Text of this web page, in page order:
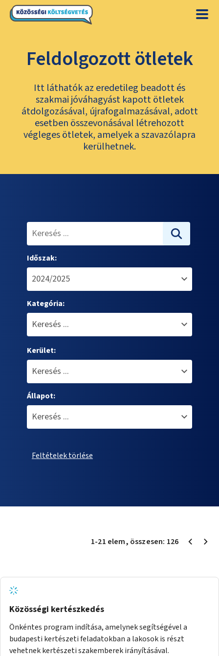
Feldolgozott ötletek
Itt láthatók az eredetileg beadott és
szakmai jóváhagyást kapott ötletek
átdolgozásával, újrafogalmazásával, adott
esetben összevonásával létrehozott
végleges ötletek, amelyek a szavazólapra
kerülhetnek.
Időszak:
Kategória:
Kerület:
Állapot:
Feltételek törlése
1-21 elem, összesen: 126
Közösségi kertészkedés
Önkéntes program indítása, amelynek segítségével a
budapesti kertészeti feladatokban a lakosok is részt
vehetnek kertészeti szakemberek irányításával.